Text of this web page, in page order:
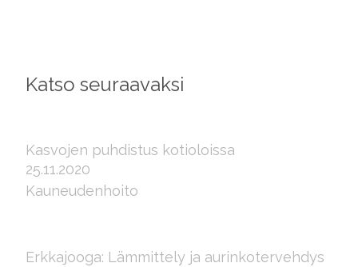
Katso seuraavaksi
Kasvojen puhdistus kotioloissa
25.11.2020
Kauneudenhoito
Erkkajooga: Lämmittely ja aurinkotervehdys